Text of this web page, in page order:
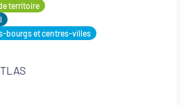
territoire
bourgs et centres-villes